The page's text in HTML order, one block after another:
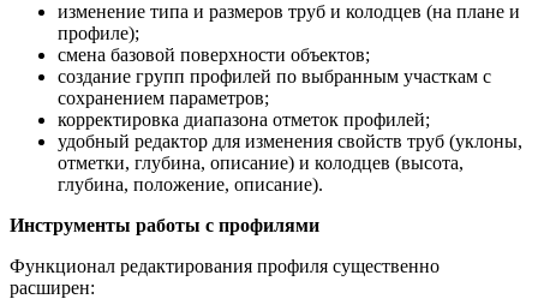
изменение типа и размеров труб и колодцев (на плане и
профиле);
смена базовой поверхности объектов;
создание групп профилей по выбранным участкам с
сохранением параметров;
корректировка диапазона отметок профилей;
удобный редактор для изменения свойств труб (уклоны,
отметки, глубина, описание) и колодцев (высота,
глубина, положение, описание).
Инструменты работы с профилями
Функционал редактирования профиля существенно
расширен: